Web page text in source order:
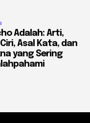
Adalah: Arti,
Asal Kata, dan
yang Sering